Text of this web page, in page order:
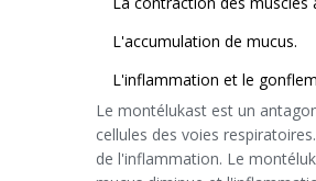
L'accumulation de mucus.
L'inflammation et le
Le montélukast est un
cellules des voies
de l'inflammation. Le